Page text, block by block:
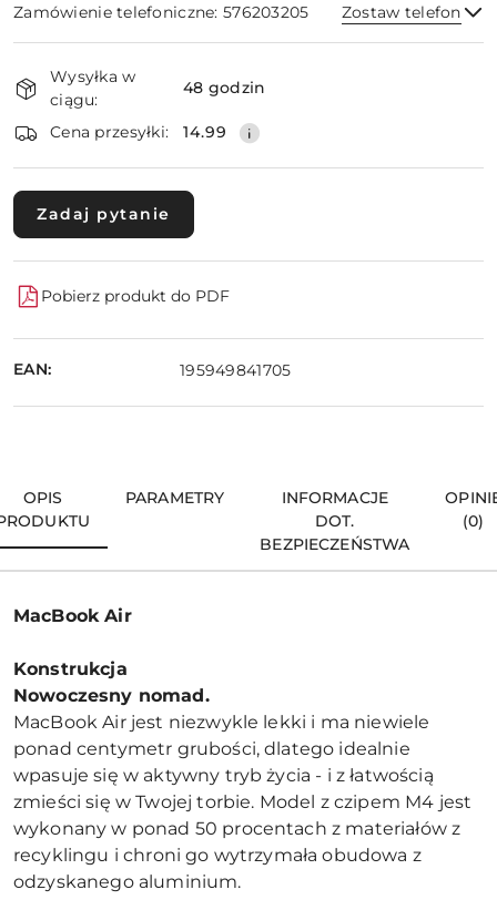
Zamówienie telefoniczne: 576203205 Zostaw telefon
Dostępność
i
dostawa
Wysyłka w
ciągu:
48 godzin
Cena przesyłki: 14.99
Zadaj pytanie
Pobierz produkt do PDF
EAN: 195949841705
OPIS
PARAMETRY
INFORMACJE
DOT.
BEZPIECZEŃSTWA
(0)
MacBook Air
Konstrukcja
Nowoczesny nomad.
MacBook Air jest niezwykle lekki i ma niewiele
ponad centymetr grubości, dlatego idealnie
wpasuje się w aktywny tryb życia - i z łatwością
zmieści się w Twojej torbie. Model z czipem M4 jest
wykonany w ponad 50 procentach z materiałów z
recyklingu i chroni go wytrzymała obudowa z
odzyskanego aluminium.